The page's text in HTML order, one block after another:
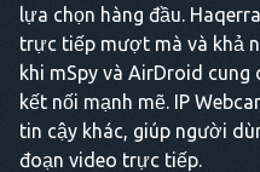
lựa chọn hàng đầu.
trực tiếp mượt mà và khả
khi mSpy và AirDroid cung
kết nối mạnh mẽ. IP
tin cậy khác, giúp người
đoạn video trực tiếp.